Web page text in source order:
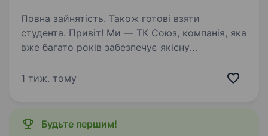
Повна зайнятість. Також готові взяти
студента. Привіт! Ми — ТК Союз, компанія, яка
вже багато років забезпечує якісну
та Харківській області. Зараз у нас відкрилася
1 тиж. тому
Будьте першим!